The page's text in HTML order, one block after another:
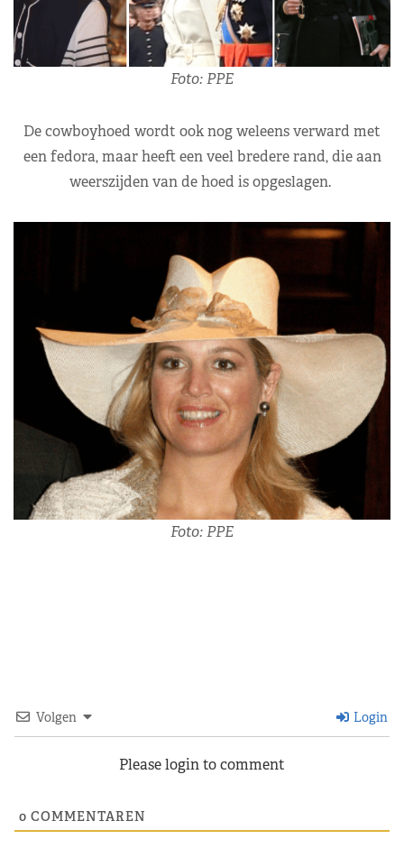
Foto: PPE
De cowboyhoed wordt ook nog weleens verward met
een fedora, maar heeft een veel bredere rand, die aan
weerszijden van de hoed is opgeslagen.
Foto: PPE
Volgen Login
Please login to comment
0 COMMENTAREN